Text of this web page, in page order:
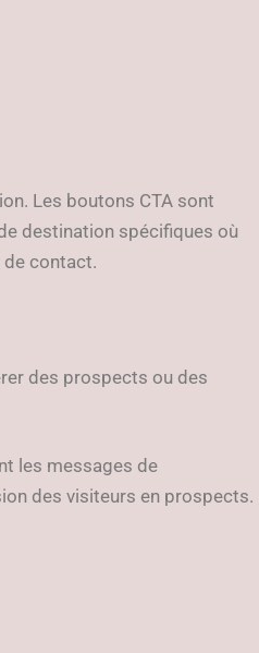
Les boutons CTA sont
destination spécifiques où
de contact.
des prospects ou des
les messages de
des visiteurs en prospects.